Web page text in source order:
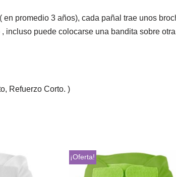
promedio 3 años), cada pañal trae unos
incluso puede colocarse una bandita sobre
Refuerzo Corto. )
¡Oferta!